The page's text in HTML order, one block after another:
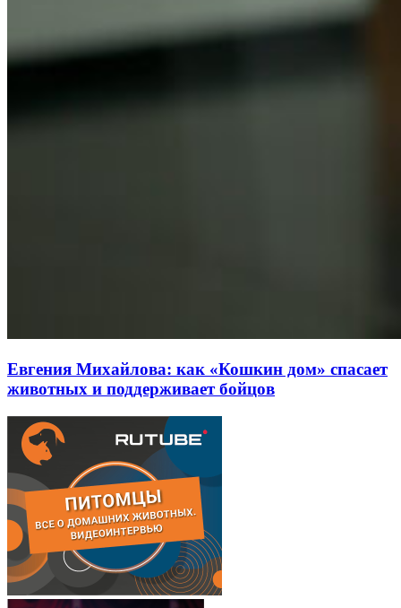
Евгения Михайлова: как «Кошкин дом» спасает
животных и поддерживает бойцов